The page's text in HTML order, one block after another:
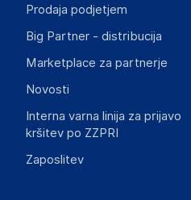
Slike o varnosti izdelka
Slike o varnosti izdelka
Prodaja podjetjem
Big Partner - distribucija
Marketplace za partnerje
Novosti
Interna varna linija za prijavo
kršitev po ZZPRI
Zaposlitev